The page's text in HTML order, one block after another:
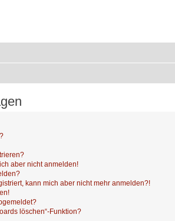
aber nicht anmelden!
kann mich aber nicht mehr anmelden?!
löschen“-Funktion?